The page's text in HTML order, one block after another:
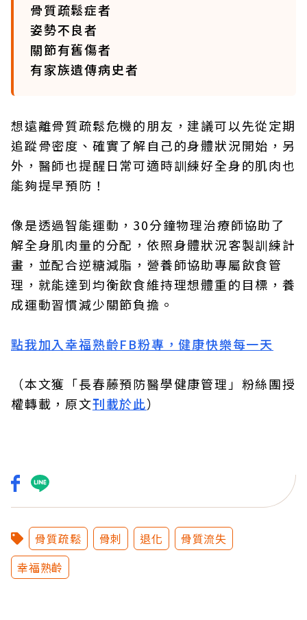
骨質疏鬆症者​
姿勢不良者​
關節有舊傷者​
有家族遺傳病史者​
想遠離骨質疏鬆危機的朋友，建議可以先從定期
追蹤骨密度、確實了解自己的身體狀況開始，另
外，醫師也提醒日常可適時訓練好全身的肌肉也
能夠提早預防！​
像是透過智能運動，30分鐘物理治療師協助了
解全身肌肉量的分配，依照身體狀況客製訓練計
畫，並配合逆糖減脂，營養師協助專屬飲食管
理，就能達到均衡飲食維持理想體重的目標，養
成運動習慣減少關節負擔。
點我加入幸福熟齡FB粉專，健康快樂每一天
（本文獲「長春藤預防醫學健康管理」粉絲團授
權轉載，原文刊載於此）
骨質疏鬆 骨刺 退化
骨質流失
幸福熟齡